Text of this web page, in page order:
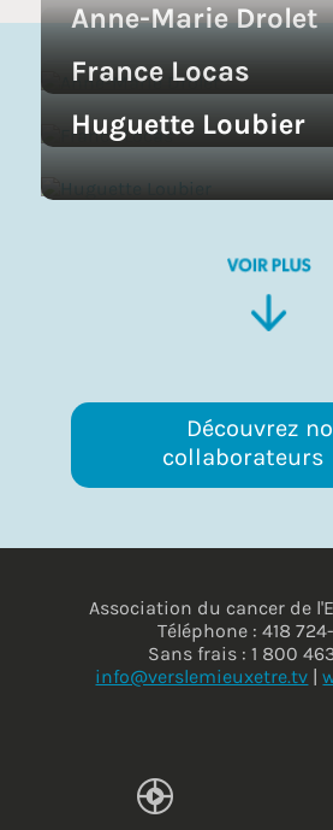
Anne-Marie Drolet
France Locas
Huguette Loubier
Découvrez
collaborateurs
Association du cancer de
Téléphone : 418
Sans frais : 1 800
info@verslemieuxetre.tv |